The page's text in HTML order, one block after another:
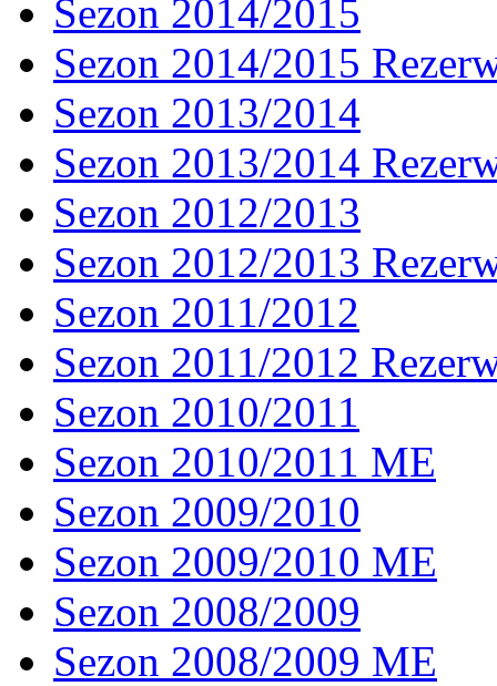
Sezon 2014/2015
Sezon 2014/2015
Sezon 2013/2014
Sezon 2013/2014
Sezon 2012/2013
Sezon 2012/2013
Sezon 2011/2012
Sezon 2011/2012
Sezon 2010/2011
Sezon 2010/2011 ME
Sezon 2009/2010
Sezon 2009/2010 ME
Sezon 2008/2009
Sezon 2008/2009 ME